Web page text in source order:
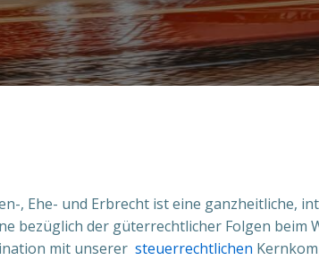
, Ehe- und Erbrecht ist eine ganzheitliche,
bezüglich der güterrechtlicher Folgen beim
mit unserer steuerrechtlichen